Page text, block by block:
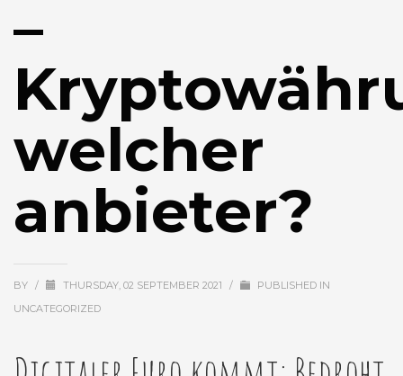
–
welcher
anbieter?
BY / THURSDAY, 02 SEPTEMBER 2021 /
PUBLISHED IN
UNCATEGORIZED